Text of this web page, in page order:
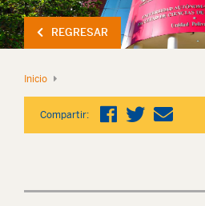
REGRESAR
Inicio
Compartir: